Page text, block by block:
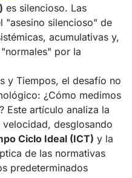
es silencioso. Las
"asesino silencioso" de
acumulativas y,
por la
y Tiempos, el desafío no
¿Cómo medimos
Este artículo analiza la
desglosando
Ciclo Ideal (ICT) y la
de las normativas
predeterminados